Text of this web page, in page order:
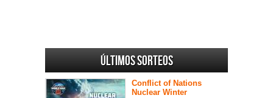
Últimos sorteos
Conflict of Nations
Nuclear Winter